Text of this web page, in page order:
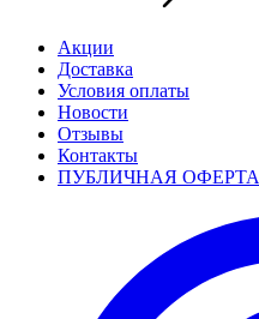
Акции
Доставка
Условия оплаты
Новости
Отзывы
Контакты
ПУБЛИЧНАЯ ОФЕРТА